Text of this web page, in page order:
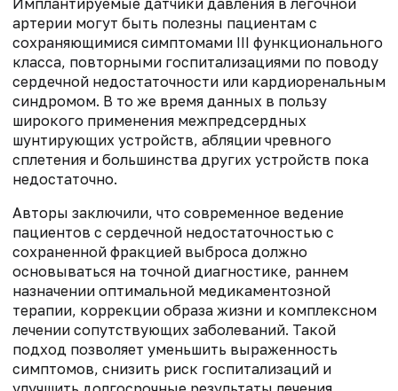
артерии могут быть полезны пациентам с
сохраняющимися симптомами III функционального
класса, повторными госпитализациями по поводу
сердечной недостаточности или кардиоренальным
синдромом. В то же время данных в пользу
широкого применения межпредсердных
шунтирующих устройств, абляции чревного
сплетения и большинства других устройств пока
недостаточно.
Авторы заключили, что современное ведение
пациентов с сердечной недостаточностью с
сохраненной фракцией выброса должно
основываться на точной диагностике, раннем
назначении оптимальной медикаментозной
терапии, коррекции образа жизни и комплексном
лечении сопутствующих заболеваний. Такой
подход позволяет уменьшить выраженность
симптомов, снизить риск госпитализаций и